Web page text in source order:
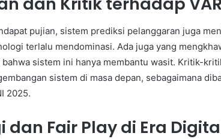
pujian, sistem prediksi pelanggaran juga
terlalu mendominasi. Ada juga yang
bahwa sistem ini hanya membantu wasit. Kritik-
sistem di masa depan, sebagaimana
2025.
dan Fair Play di Era